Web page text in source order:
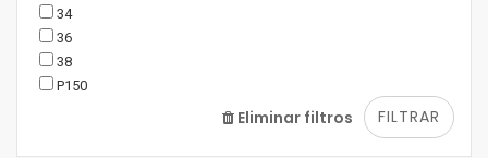
34
36
38
P150
FILTRAR
Eliminar filtros